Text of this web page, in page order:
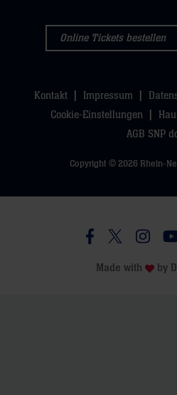
Online Tickets bestellen
Kontakt Impressum
Cookie-Einstellungen
AGB SNP
Copyright © 2026 Rhein-
Besucht uns auf
Besucht
Made with by